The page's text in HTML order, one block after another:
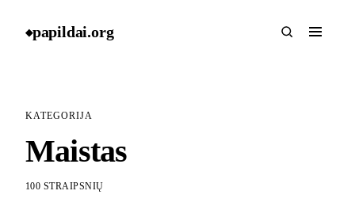
◆papildai.org
KATEGORIJA
Maistas
100 STRAIPSNIŲ